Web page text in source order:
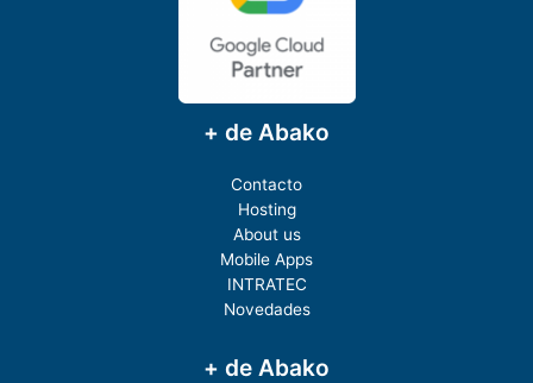
+ de Abako
Contacto
Hosting
About us
Mobile Apps
INTRATEC
Novedades
+ de Abako